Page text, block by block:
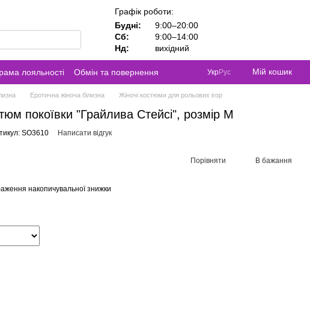
Графік роботи:
Будні:
9:00–20:00
Сб:
9:00–14:00
Нд:
вихідний
лояльності
Обмін та повернення
УкрРус Мій кошик
Еротична жіноча білизна Жіночі костюми для рольових ігор
покоївки "Грайлива Стейсі", розмір M
SO3610 Написати відгук
Порівняти В бажання
накопичувальної знижки